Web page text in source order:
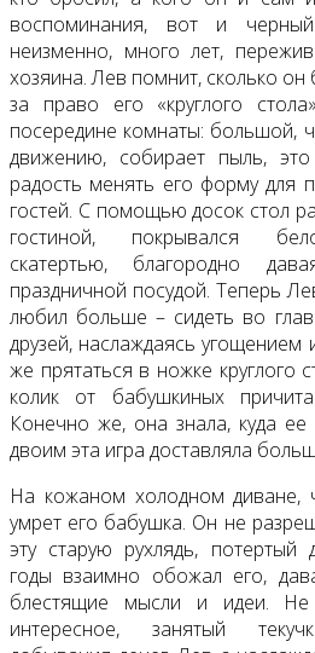
воспоминания, вот и
неизменно, много лет,
хозяина. Лев помнит, сколько
за право его «круглого
посередине комнаты: большой,
движению, собирает пыль,
радость менять его форму для
гостей. С помощью досок стол
гостиной, покрывался
скатертью, благородно
праздничной посудой. Теперь
любил больше – сидеть во
друзей, наслаждаясь
же прятаться в ножке круглого
колик от бабушкиных
Конечно же, она знала, куда ее
двоим эта игра доставляла
На кожаном холодном диване,
умрет его бабушка. Он не
эту старую рухлядь, потертый
годы взаимно обожал его,
блестящие мысли и идеи. Не
интересное, занятый